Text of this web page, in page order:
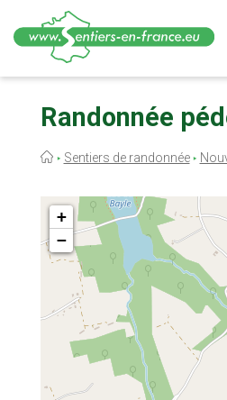
contenuRandonnée
Fil
Sentiers de randonnée
+
−